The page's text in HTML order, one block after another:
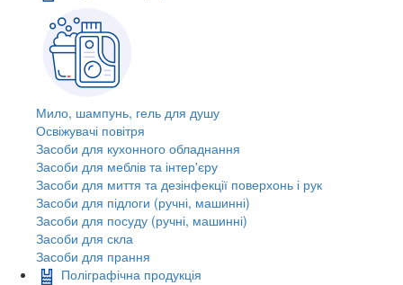
Мило, шампунь, гель для душу
Освіжувачі повітря
Засоби для кухонного обладнання
Засоби для меблів та інтер'єру
Засоби для миття та дезінфекції поверхонь і рук
Засоби для підлоги (ручні, машинні)
Засоби для посуду (ручні, машинні)
Засоби для скла
Засоби для прання
Поліграфічна продукція